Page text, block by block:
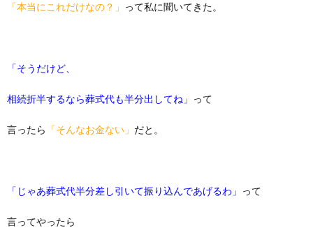
「本当にこれだけなの？」 って私に聞いてきた。
「そうだけど、
相続折半するなら葬式代も半分出してね」 って
言ったら 「そんなお金ない」 だと。
「じゃあ葬式代半分差し引いて振り込んであげるわ」 って
言ってやったら